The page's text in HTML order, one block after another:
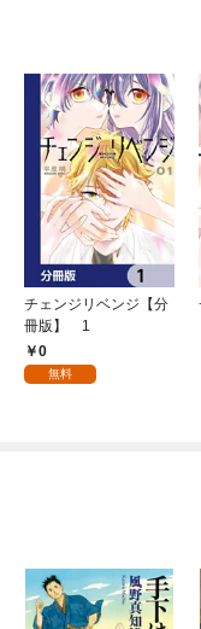
チェンジリベンジ【分
冊版】 1
0
無料